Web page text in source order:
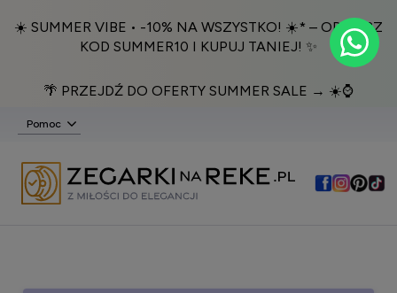
☀️ SUMMER VIBE • -10% NA WSZYSTKO! ☀️* – ODBIERZ
KOD SUMMER10 I KUPUJ TANIEJ! ✨
🌴 PRZEJDŹ DO OFERTY SUMMER SALE → ☀️⌚️
Pomoc